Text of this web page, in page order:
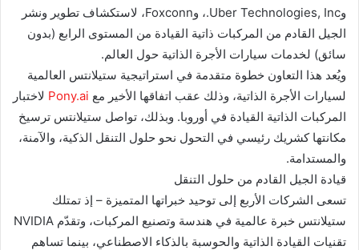
وUber Technologies, Inc.، وFoxconn، لاستكشاف تطوير ونشر
الجيل القادم من المركبات ذاتية القيادة من المستوى الرابع (بدون
سائق) لخدمات سيارات الأجرة الذاتية حول العالم.
ويُعد هذا التعاون خطوة متقدمة في استراتيجية ستيلانتس العالمية
لسيارات الأجرة الذاتية، وذلك عقب اتفاقها الأخير مع Pony.ai لاختبار
المركبات الذاتية القيادة في أوروبا. وبذلك، تواصل ستيلانتس ترسيخ
مكانتها كشريك رئيسي في التحول نحو حلول التنقل الذكية، والآمنة،
والمستدامة.
قيادة الجيل القادم من حلول التنقل
تسعى الشركات الأربع إلى توحيد خبراتها المتميزة – إذ تمتلك
ستيلانتس خبرة عالمية في هندسة وتصنيع المركبات، وتقدّم NVIDIA
تقنيات القيادة الذاتية والحوسبة بالذكاء الاصطناعي، بينما تساهم